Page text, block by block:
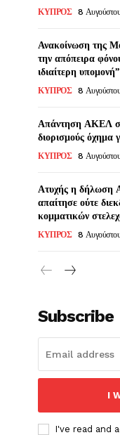
ΚΥΠΡΟΣ 8
Ανακοίνωση της
την απόπειρα
ιδιαίτερη υπομονή”
ΚΥΠΡΟΣ 8
Απάντηση ΑΚΕΛ
διορισμούς όχημα
ΚΥΠΡΟΣ 8
Ατυχής η δήλωση
απαίτησε ούτε
κομματικών
ΚΥΠΡΟΣ 8
Subscribe
I
I've read and